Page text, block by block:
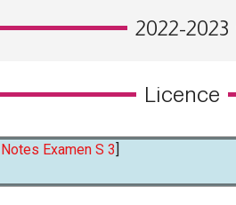
2022-2023
Licence
Notes Examen S 3]